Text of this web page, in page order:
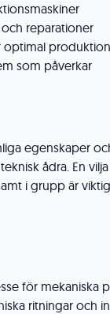
reparationer
optimal produktion
som påverkar
egenskaper
ådra. En
i grupp är
för mekaniska
ritningar och